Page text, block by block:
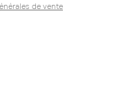
de vente